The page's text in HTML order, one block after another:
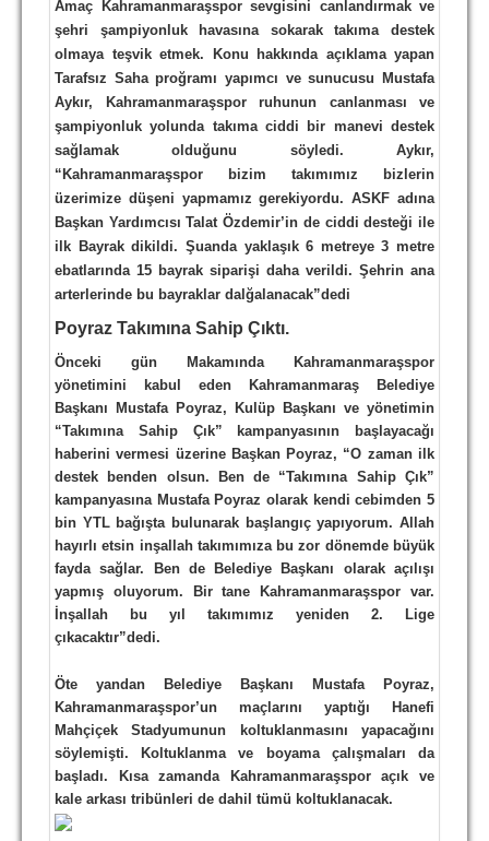
MARŞ & TEZAHÜRATLAR
KULÜP
AMBLEM
SPOR TESİSLERİ
YÖNETİM KURULU
PERSONEL
SPONSORLAR
TARİHÇE
TARİHİ BAŞARILAR
BASINDAN
KUPA MAÇLARI
ESKi BAŞKANLAR
ESKİ HOCALAR
HAKKIMIZDA
MİSYON
İRTİBAT
SİTE İSTATİSTİKLERİ
REKLAM YAYINI
Amaç Kahramanmaraşspor sevgisini canlandırmak ve
şehri şampiyonluk havasına sokarak takıma destek
olmaya teşvik etmek. Konu hakkında açıklama yapan
Tarafsız Saha proğramı yapımcı ve sunucusu Mustafa
Aykır, Kahramanmaraşspor ruhunun canlanması ve
şampiyonluk yolunda takıma ciddi bir manevi destek
sağlamak olduğunu söyledi. Aykır,
“Kahramanmaraşspor bizim takımımız bizlerin
üzerimize düşeni yapmamız gerekiyordu. ASKF adına
Başkan Yardımcısı Talat Özdemir’in de ciddi desteği ile
ilk Bayrak dikildi. Şuanda yaklaşık 6 metreye 3 metre
ebatlarında 15 bayrak siparişi daha verildi. Şehrin ana
arterlerinde bu bayraklar dalğalanacak”dedi
Poyraz Takımına Sahip Çıktı.
Önceki gün Makamında Kahramanmaraşspor
yönetimini kabul eden Kahramanmaraş Belediye
Başkanı Mustafa Poyraz, Kulüp Başkanı ve yönetimin
“Takımına Sahip Çık” kampanyasının başlayacağı
haberini vermesi üzerine Başkan Poyraz, “O zaman ilk
destek benden olsun. Ben de “Takımına Sahip Çık”
kampanyasına Mustafa Poyraz olarak kendi cebimden 5
bin YTL bağışta bulunarak başlangıç yapıyorum. Allah
hayırlı etsin inşallah takımımıza bu zor dönemde büyük
fayda sağlar. Ben de Belediye Başkanı olarak açılışı
yapmış oluyorum. Bir tane Kahramanmaraşspor var.
İnşallah bu yıl takımımız yeniden 2. Lige
çıkacaktır”dedi.
Öte yandan Belediye Başkanı Mustafa Poyraz,
Kahramanmaraşspor’un maçlarını yaptığı Hanefi
Mahçiçek Stadyumunun koltuklanmasını yapacağını
söylemişti. Koltuklanma ve boyama çalışmaları da
başladı. Kısa zamanda Kahramanmaraşspor açık ve
kale arkası tribünleri de dahil tümü koltuklanacak.